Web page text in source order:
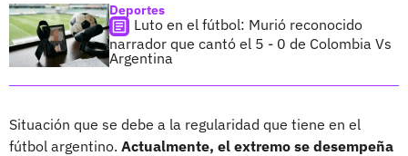
Deportes
Luto en el fútbol: Murió reconocido
narrador que cantó el 5 - 0 de Colombia Vs
Argentina
Situación que se debe a la regularidad que tiene en el
fútbol argentino. Actualmente, el extremo se desempeña